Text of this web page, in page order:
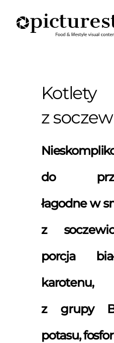
content
Kotlety
z
do
łagodne w
z
porcja
z grupy
potasu,